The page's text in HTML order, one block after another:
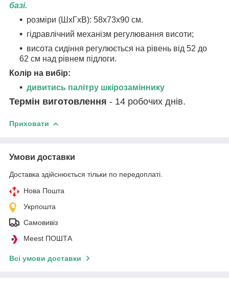
базі.
розміри (ШхГхВ): 58х73х90 см.
гідравлічний механізм регулювання висоти;
висота сидіння регулюється на рівень від 52 до
62 см над рівнем підлоги.
Колір на вибір:
дивитись палітру шкірозаміннику
Термін виготовлення - 14 робочих днів.
Приховати
Умови доставки
Доставка здійснюється тільки по передоплаті.
Нова Пошта
Укрпошта
Самовивіз
Meest ПОШТА
Всі умови доставки